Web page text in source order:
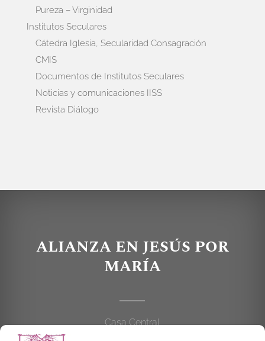
Pureza – Virginidad
Institutos Seculares
Cátedra Iglesia, Secularidad Consagración
CMIS
Documentos de Institutos Seculares
Noticias y comunicaciones IISS
Revista Diálogo
ALIANZA EN JESÚS POR
MARÍA
Casa Central